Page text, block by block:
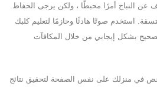
عن النباح أمرًا محبطًا ، ولكن يرجى الحفاظ
استخدم صوتًا هادئًا وحازمًا لتعليم كلبك
بشكل إيجابي من خلال المكافآت
في منزلك على نفس الصفحة لتحقيق نتائج